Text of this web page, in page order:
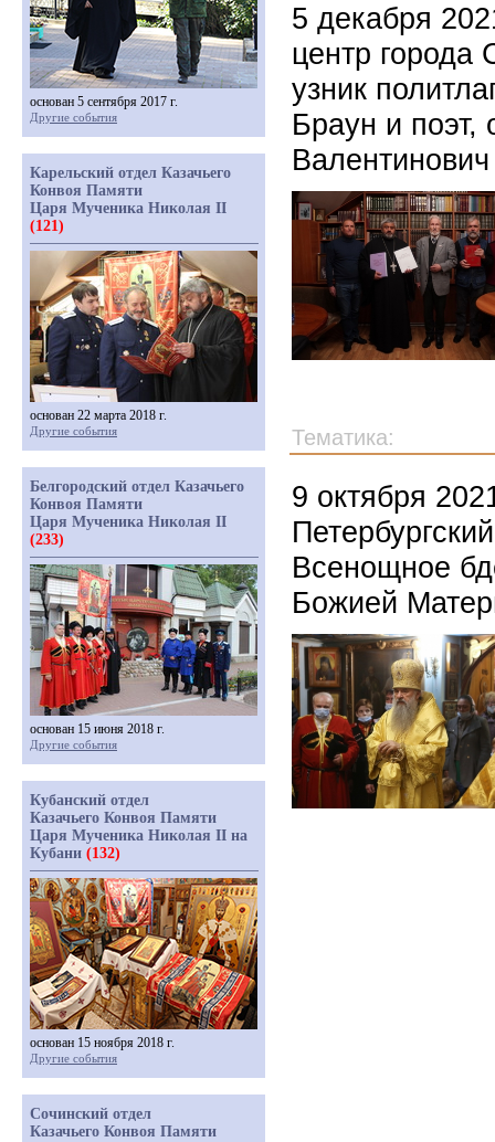
5 декабря
центр города
узник
Браун и поэт,
Тематика:
9 октября
Всенощное
Божией
основан 5 сентября 2017 г.
Другие события
Карельский отдел Казачьего
Конвоя Памяти
Царя Мученика Николая II
(121)
основан 22 марта 2018 г.
Другие события
Белгородский отдел Казачьего
Конвоя Памяти
Царя Мученика Николая II
(233)
основан 15 июня 2018 г.
Другие события
Кубанский отдел
Казачьего Конвоя Памяти
Царя Мученика Николая II на
Кубани (132)
основан 15 ноября 2018 г.
Другие события
Сочинский отдел
Казачьего Конвоя Памяти